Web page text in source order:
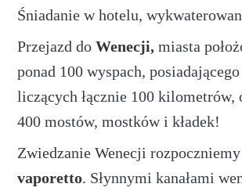
Śniadanie w hotelu,
Przejazd doWenecji,miasta
ponad 100 wyspach,
liczących łącznie 100 kilometrów,
400 mostów, mostków i kładek!
Zwiedzanie Wenecji
vaporetto. Słynnymi kanałami